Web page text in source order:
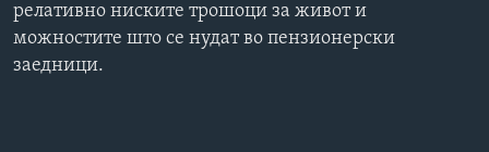
релативно ниските трошоци за живот и
можностите што се нудат во пензионерски
заедници.